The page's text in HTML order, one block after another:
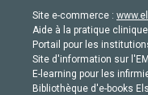
Site e-commerce :
Aide à la pratique
Portail pour les
Site d'information sur
E-learning pour les
Bibliothèque d'e-books